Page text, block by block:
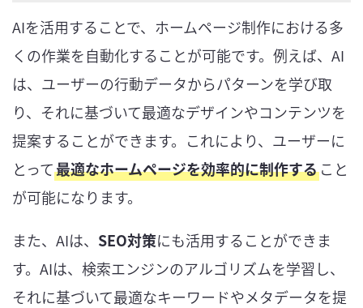
AIを活用することで、ホームページ制作における多
くの作業を自動化することが可能です。例えば、AI
は、ユーザーの行動データからパターンを学び取
り、それに基づいて最適なデザインやコンテンツを
提案することができます。これにより、ユーザーに
とって最適なホームページを効率的に制作すること
が可能になります。
また、AIは、 SEO対策にも活用することができま
す。AIは、検索エンジンのアルゴリズムを学習し、
それに基づいて最適なキーワードやメタデータを提